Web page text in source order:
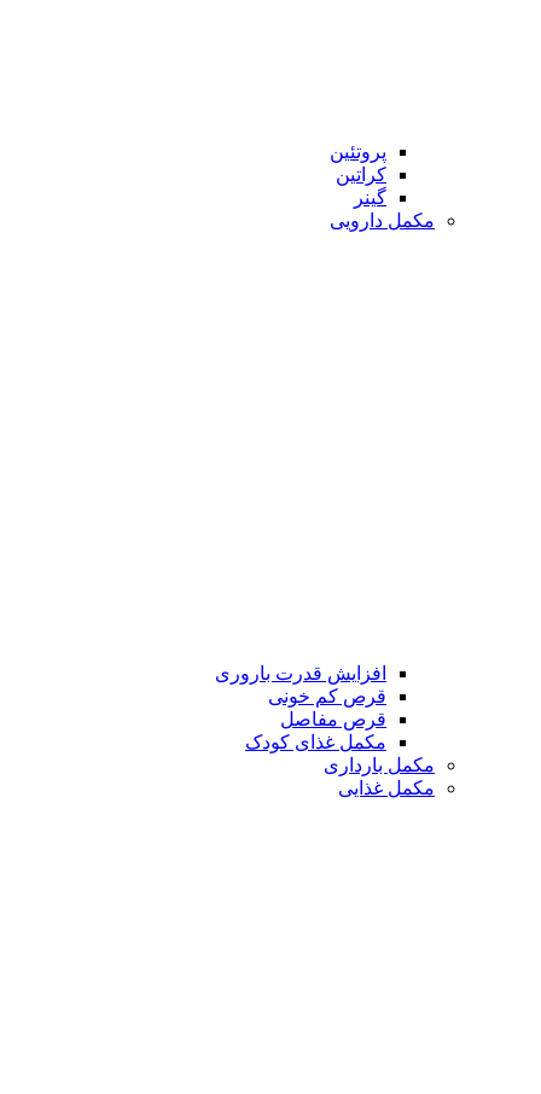
پروتئین
کراتین
گینر
مکمل دارویی
افزایش قدرت باروری
قرص کم خونی
قرص مفاصل
مکمل غذای کودک
مکمل بارداری
مکمل غذایی